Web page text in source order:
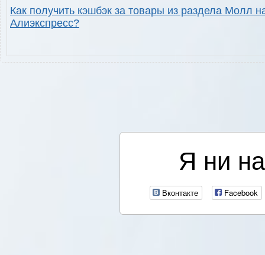
Как получить кэшбэк за товары из раздела Молл
Алиэкспресс?
Я ни
Вконтакте Facebook